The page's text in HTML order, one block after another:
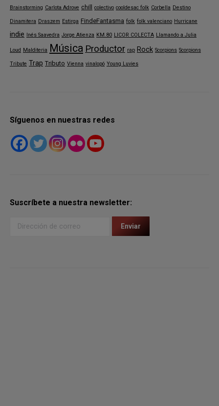
Brainstorming Carlota Adrove chill colectivo cooldesac folk Corbella Destino
Dinamitera Draszem Estirga FindeFantasma folk folk valenciano Hurricane
indie Inés Saavedra Jorge Atienza KM.80 LICOR COLECTA Llamando a Julia
Loud Malditeria Música Productor rap Rock Scorpions Scorpions
Tribute Trap Tributo Vienna vinalopó Young Luvies
Síguenos en nuestras redes
Suscríbete a nuestra newsletter: